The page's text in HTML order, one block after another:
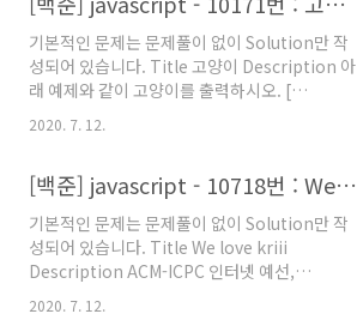
기본적인 문제는 문제풀이 없이 Solution만 작
성되어 있습니다. Title 고양이 Description 아
래 예제와 같이 고양이를 출력하시오. [
Example Output ] \ /\ ) ( ') ( / ) \(__)| How
Can I Solved 문제 요구사항 정의 \ /\ ) ( ') ( / ) \
근 이 문제를 쉽게 해결하기 위해서는 특별한 문
자에 대해서 인지하고 있어야 한다. 특별한 문자
는 바로 backtick, grave accent 라는 이름을
가진 javascript 템플릿 리터럴이다. 모양은 아
래와 같다. ` 위치는 아래와 같다. ( ESC키 아래
를 확인해보자. ) ` 백틱 사용하기 백틱을 사용하
2020. 7. 12.
[백준] javascript - 10718번 : We love kriii
기본적인 문제는 문제풀이 없이 Solution만 작
성되어 있습니다. Title We love kriii
Description ACM-ICPC 인터넷 예선,
Regional, 그리고 World Finals까지 이미 2회
씩 진출해버린 kriii는 미련을 버리지 못하고 왠
2020. 7. 12.